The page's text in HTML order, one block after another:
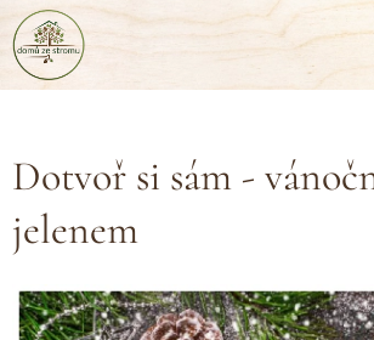
Dotvoř si sám -
jelenem